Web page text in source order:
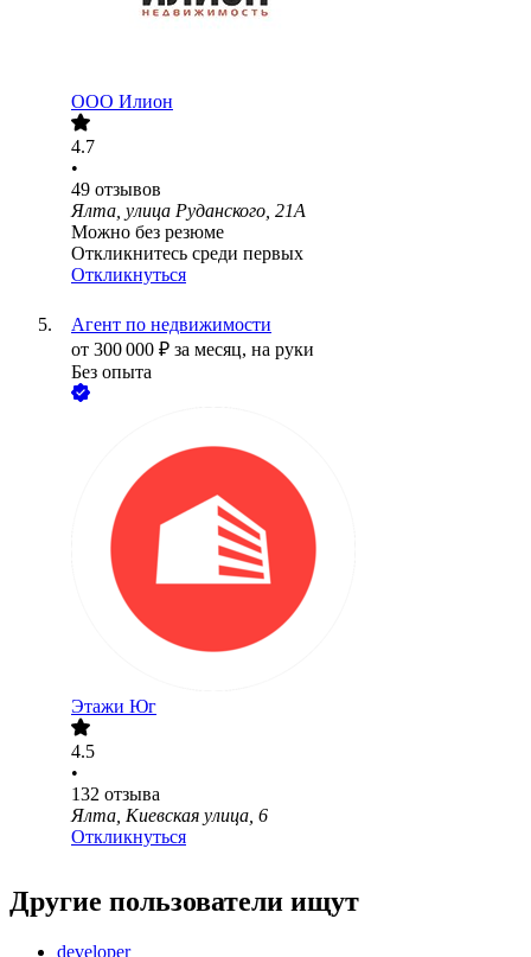
ООО Илион
4.7
•
49 отзывов
Ялта, улица Руданского, 21А
Можно без резюме
Откликнитесь среди первых
Откликнуться
Агент по недвижимости
от 300 000 ₽ за месяц, на руки
Без опыта
Этажи Юг
4.5
•
132 отзыва
Ялта, Киевская улица, 6
Откликнуться
Другие пользователи ищут
developer